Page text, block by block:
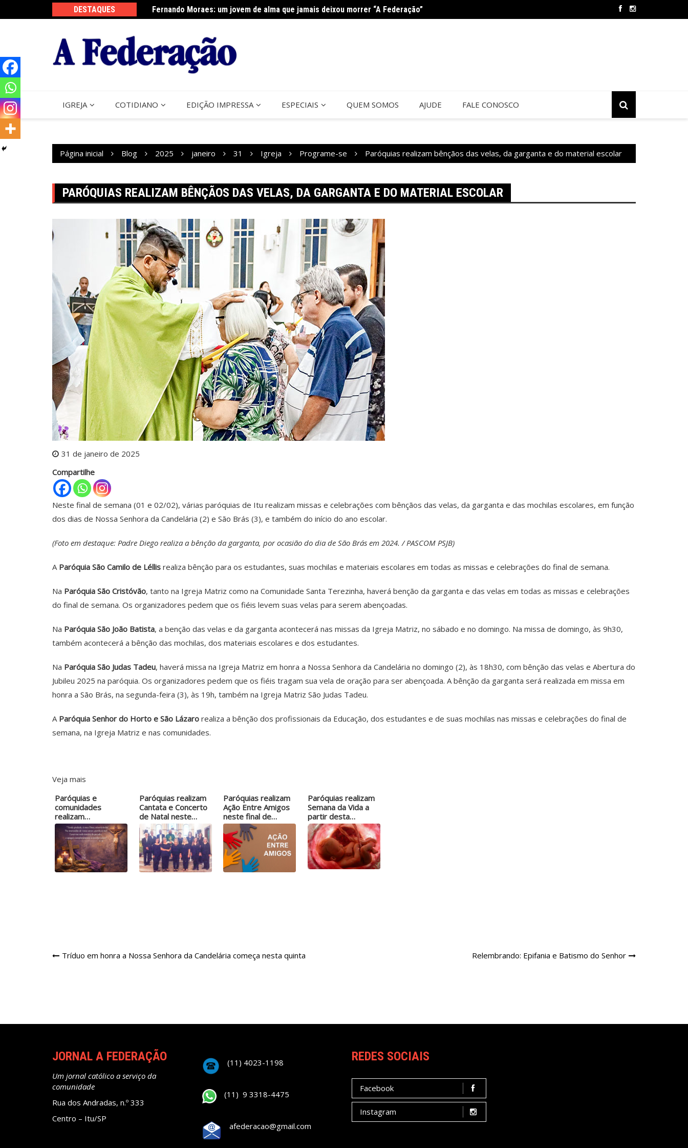
DESTAQUES Fernando Moraes: um jovem de alma que jamais deixou morrer “A Federação”
Curso Oração e Vida na Paróquia São José Cerco de Jericó termina neste sábado na São Judas Tadeu
IGREJA COTIDIANO EDIÇÃO IMPRESSA ESPECIAIS QUEM SOMOS AJUDE FALE CONOSCO
Página inicial Blog 2025 janeiro 31 Igreja Programe-se Paróquias realizam bênçãos das velas, da garganta e do material escolar
PARÓQUIAS REALIZAM BÊNÇÃOS DAS VELAS, DA GARGANTA E DO MATERIAL ESCOLAR
31 de janeiro de 2025
Compartilhe
Neste final de semana (01 e 02/02), várias paróquias de Itu realizam missas e celebrações com bênçãos das velas, da garganta e das mochilas escolares, em função
dos dias de Nossa Senhora da Candelária (2) e São Brás (3), e também do início do ano escolar.
(Foto em destaque: Padre Diego realiza a bênção da garganta, por ocasião do dia de São Brás em 2024. / PASCOM PSJB)
A Paróquia São Camilo de Léllis realiza bênção para os estudantes, suas mochilas e materiais escolares em todas as missas e celebrações do final de semana.
Na Paróquia São Cristóvão, tanto na Igreja Matriz como na Comunidade Santa Terezinha, haverá benção da garganta e das velas em todas as missas e celebrações
do final de semana. Os organizadores pedem que os fiéis levem suas velas para serem abençoadas.
Na Paróquia São João Batista, a benção das velas e da garganta acontecerá nas missas da Igreja Matriz, no sábado e no domingo. Na missa de domingo, às 9h30,
também acontecerá a bênção das mochilas, dos materiais escolares e dos estudantes.
Na Paróquia São Judas Tadeu, haverá missa na Igreja Matriz em honra a Nossa Senhora da Candelária no domingo (2), às 18h30, com bênção das velas e Abertura do
Jubileu 2025 na paróquia. Os organizadores pedem que os fiéis tragam sua vela de oração para ser abençoada. A bênção da garganta será realizada em missa em
honra a São Brás, na segunda-feira (3), às 19h, também na Igreja Matriz São Judas Tadeu.
A Paróquia Senhor do Horto e São Lázaro realiza a bênção dos profissionais da Educação, dos estudantes e de suas mochilas nas missas e celebrações do final de
semana, na Igreja Matriz e nas comunidades.
Veja mais
Paróquias e
comunidades
realizam
celebrações…
Paróquias realizam
Cantata e Concerto
de Natal neste…
Paróquias realizam
Ação Entre Amigos
neste final de
semana
Paróquias realizam
Semana da Vida a
partir desta
segunda
Navegação
Tríduo em honra a Nossa Senhora da Candelária começa nesta quinta Relembrando: Epifania e Batismo do Senhor
JORNAL A FEDERAÇÃO
Um jornal católico a serviço da
comunidade
Rua dos Andradas, n.º 333
Centro – Itu/SP
(11) 4023-1198
(11) 9 3318-4475
afederacao@gmail.com
REDES SOCIAIS
Facebook
Instagram